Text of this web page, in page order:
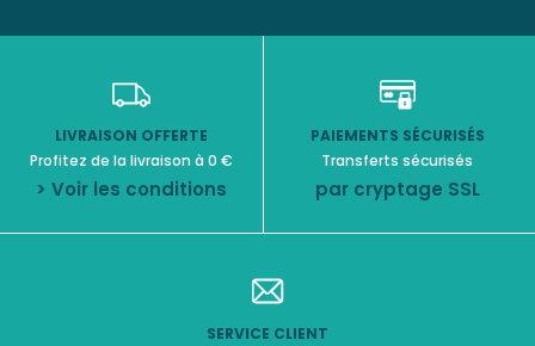
LIVRAISON OFFERTE
Profitez de la livraison à 0 €
> Voir les conditions
PAIEMENTS SÉCURISÉS
Transferts sécurisés
par cryptage SSL
SERVICE CLIENT